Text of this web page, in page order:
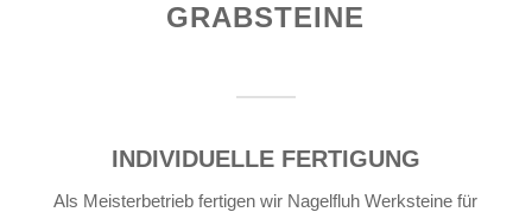
GRABSTEINE
INDIVIDUELLE FERTIGUNG
Als Meisterbetrieb fertigen wir Nagelfluh Werksteine für